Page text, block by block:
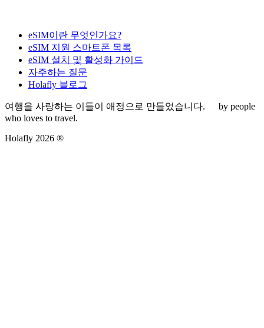
eSIM이란 무엇인가요?
eSIM 지원 스마트폰 목록
eSIM 설치 및 활성화 가이드
자주하는 질문
Holafly 블로그
여행을 사랑하는 이들이 애정으로 만들었습니다.
by people
who loves to travel.
Holafly 2026 ®